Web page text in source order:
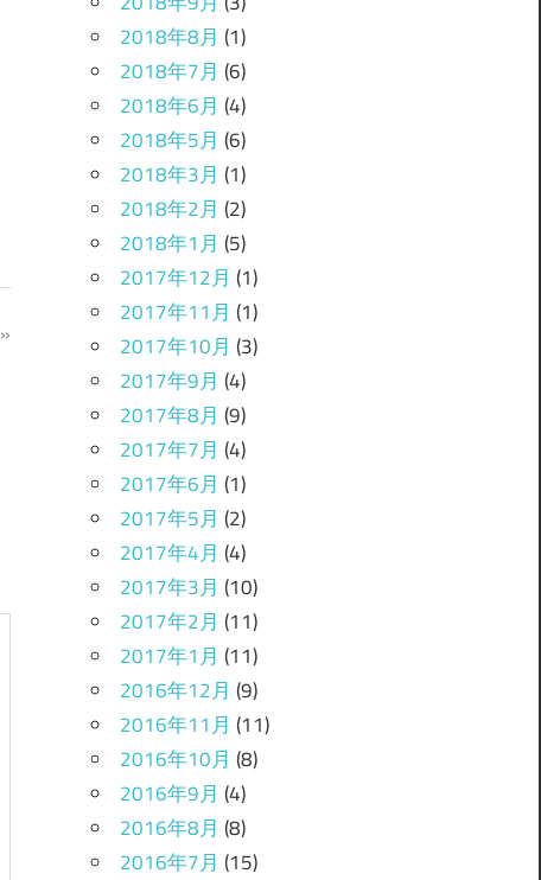
2018年8月 (1)
2018年7月 (6)
2018年6月 (4)
2018年5月 (6)
2018年3月 (1)
2018年2月 (2)
2018年1月 (5)
2017年12月 (1)
2017年11月 (1)
2017年10月 (3)
2017年9月 (4)
2017年8月 (9)
2017年7月 (4)
2017年6月 (1)
2017年5月 (2)
2017年4月 (4)
2017年3月 (10)
2017年2月 (11)
2017年1月 (11)
2016年12月 (9)
2016年11月 (11)
2016年10月 (8)
2016年9月 (4)
2016年8月 (8)
2016年7月 (15)